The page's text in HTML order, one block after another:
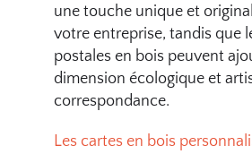
une touche unique et
votre entreprise, tandis que
postales en bois peuvent
dimension écologique et
correspondance.
Les cartes en bois